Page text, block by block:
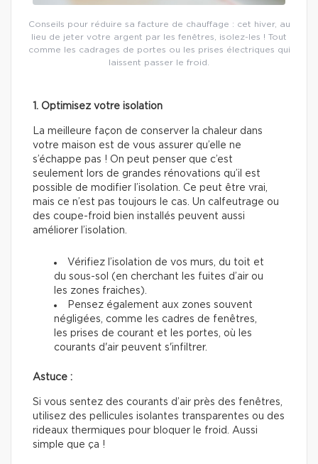
Conseils pour réduire sa facture de chauffage : cet hiver, au
lieu de jeter votre argent par les fenêtres, isolez-les ! Tout
comme les cadrages de portes ou les prises électriques qui
laissent passer le froid.
1. Optimisez votre isolation
La meilleure façon de conserver la chaleur dans
votre maison est de vous assurer qu’elle ne
s’échappe pas ! On peut penser que c’est
seulement lors de grandes rénovations qu’il est
possible de modifier l’isolation. Ce peut être vrai,
mais ce n’est pas toujours le cas. Un calfeutrage ou
des coupe-froid bien installés peuvent aussi
améliorer l’isolation.
Vérifiez l’isolation de vos murs, du toit et
du sous-sol (en cherchant les fuites d’air ou
les zones fraiches).
Pensez également aux zones souvent
négligées, comme les cadres de fenêtres,
les prises de courant et les portes, où les
courants d'air peuvent s'infiltrer.
Astuce :
Si vous sentez des courants d’air près des fenêtres,
utilisez des pellicules isolantes transparentes ou des
rideaux thermiques pour bloquer le froid. Aussi
simple que ça !